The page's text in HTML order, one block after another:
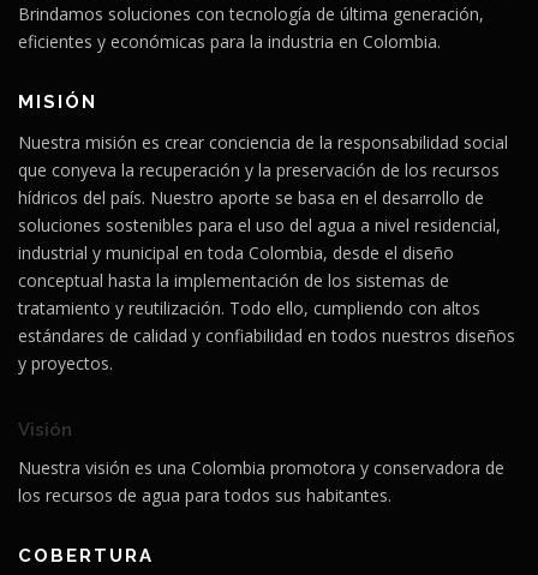
Brindamos soluciones con tecnología de última generación,
eficientes y económicas para la industria en Colombia.
MISIÓN
Nuestra misión es crear conciencia de la responsabilidad social
que conyeva la recuperación y la preservación de los recursos
hídricos del país. Nuestro aporte se basa en el desarrollo de
soluciones sostenibles para el uso del agua a nivel residencial,
industrial y municipal en toda Colombia, desde el diseño
conceptual hasta la implementación de los sistemas de
tratamiento y reutilización. Todo ello, cumpliendo con altos
estándares de calidad y confiabilidad en todos nuestros diseños
y proyectos.
Visión
Nuestra visión es una Colombia promotora y conservadora de
los recursos de agua para todos sus habitantes.
COBERTURA